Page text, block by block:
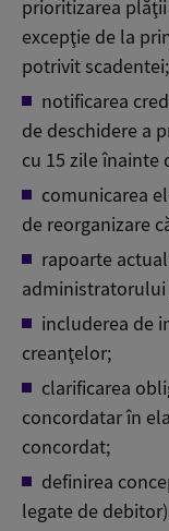
prioritizarea
excepţie de la
potrivit scadentei;
notificarea
de deschidere a
cu 15 zile înainte
comunicarea
de reorganizare
rapoarte
includerea de
creanţelor;
clarificarea
concordatar în
concordat;
definirea
legate de